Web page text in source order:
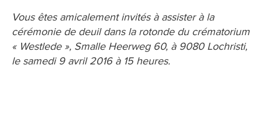
Vous êtes amicalement invités à assister à la
cérémonie de deuil dans la rotonde du crématorium
« Westlede », Smalle Heerweg 60, à 9080 Lochristi,
le samedi 9 avril 2016 à 15 heures.